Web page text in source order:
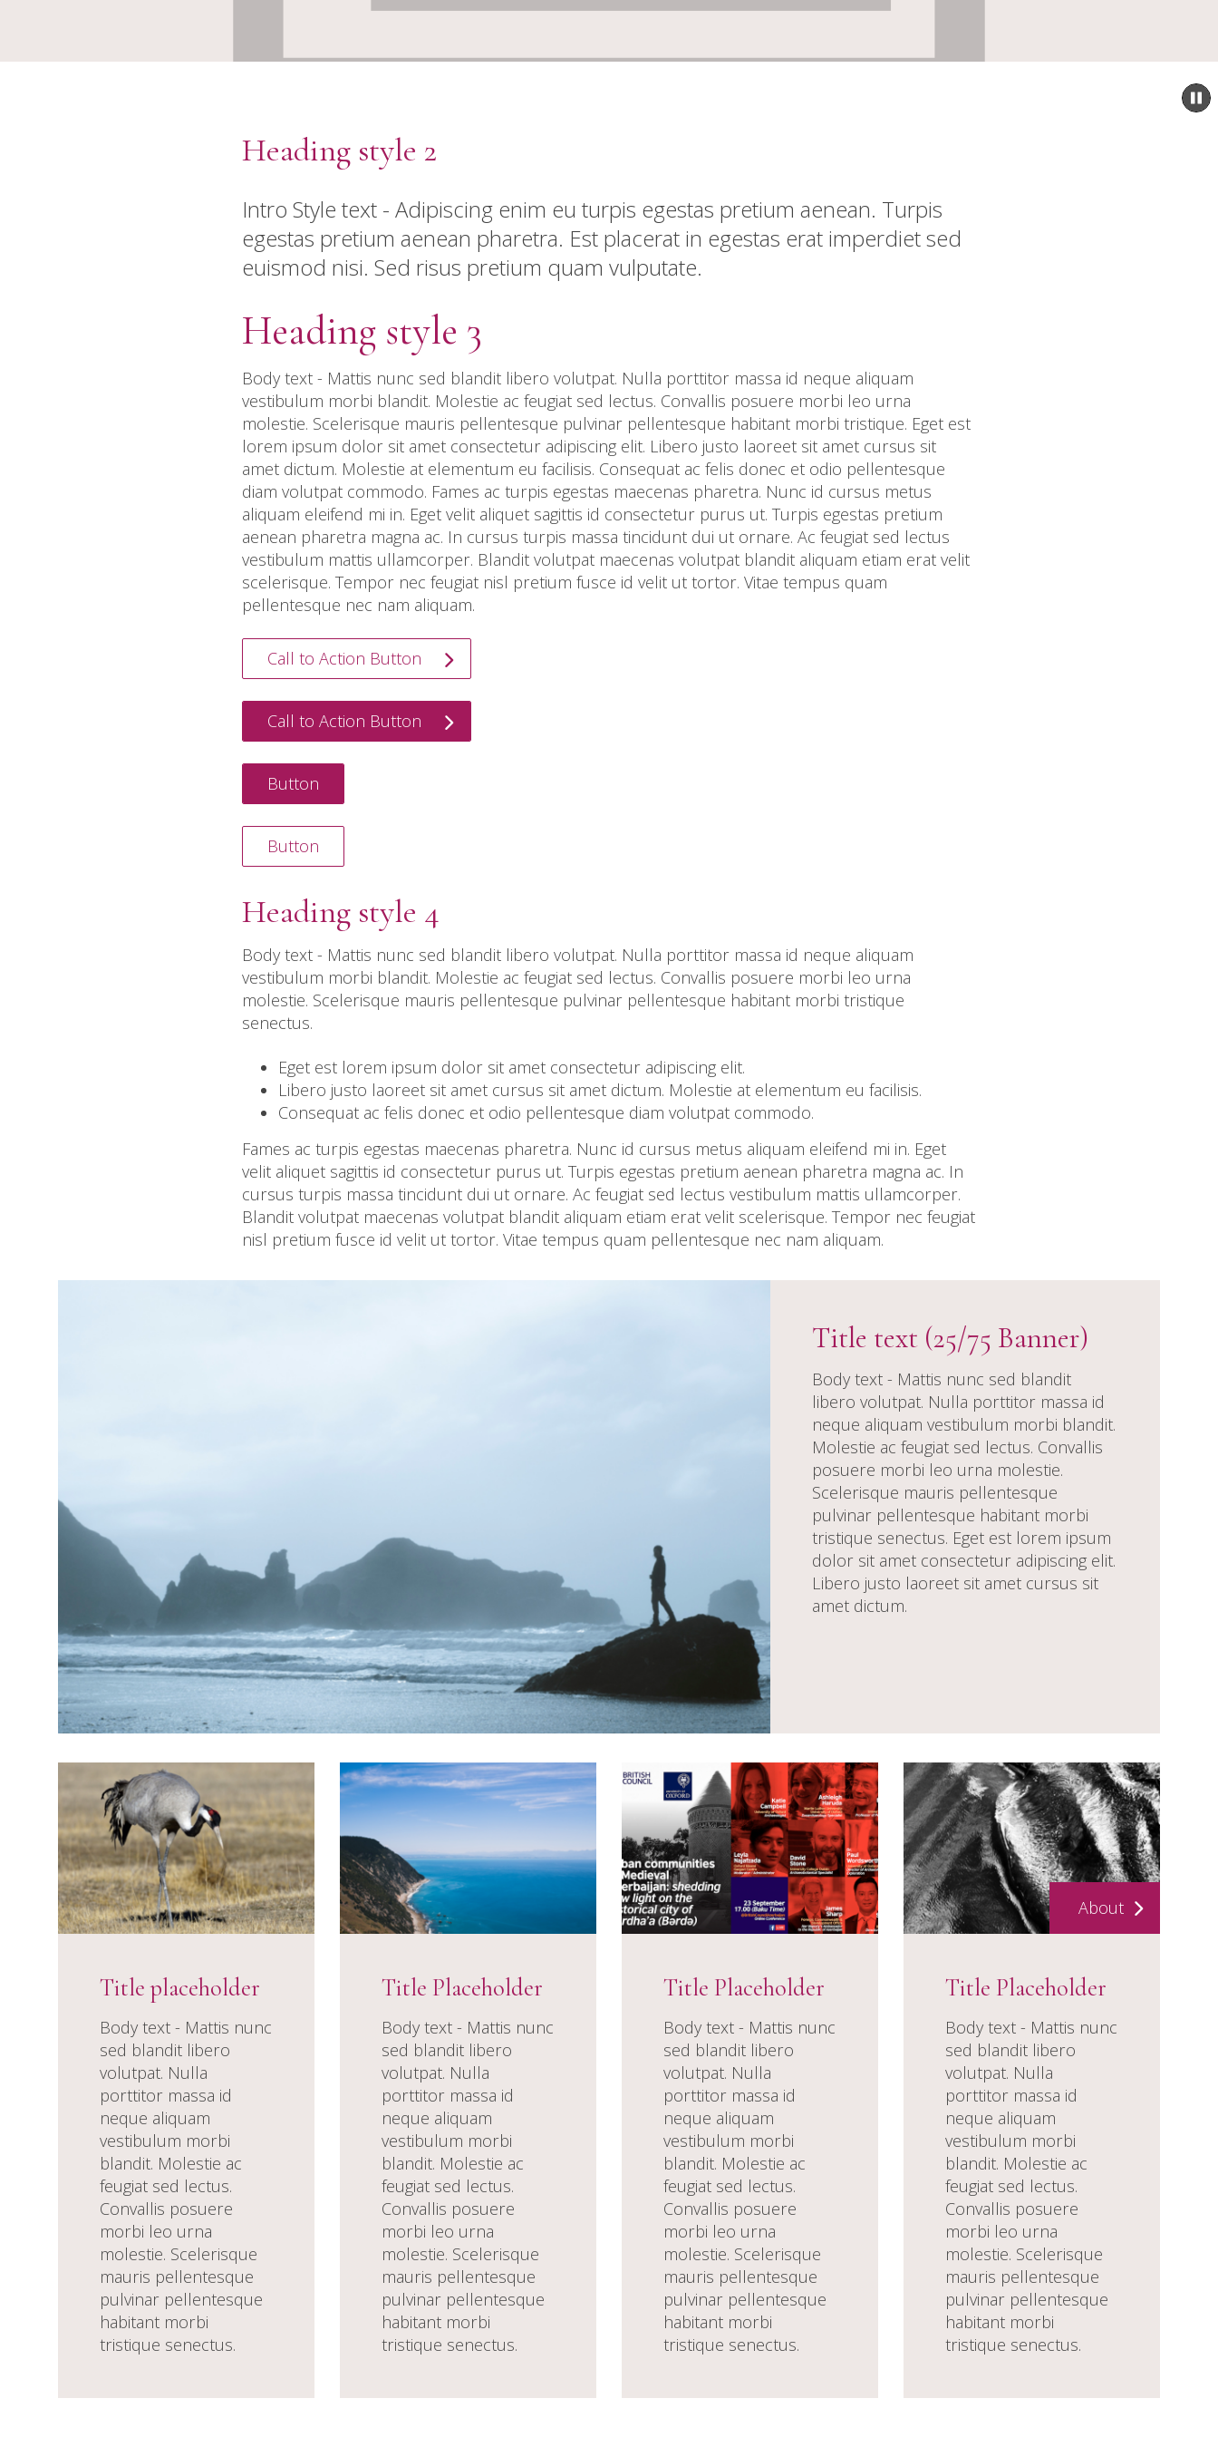
Heading style 2
Intro Style text - Adipiscing enim eu turpis egestas pretium aenean. Turpis
egestas pretium aenean pharetra. Est placerat in egestas erat imperdiet sed
euismod nisi. Sed risus pretium quam vulputate.
Heading style 3
Body text - Mattis nunc sed blandit libero volutpat. Nulla porttitor massa id neque aliquam
vestibulum morbi blandit. Molestie ac feugiat sed lectus. Convallis posuere morbi leo urna
molestie. Scelerisque mauris pellentesque pulvinar pellentesque habitant morbi tristique. Eget est
lorem ipsum dolor sit amet consectetur adipiscing elit. Libero justo laoreet sit amet cursus sit
amet dictum. Molestie at elementum eu facilisis. Consequat ac felis donec et odio pellentesque
diam volutpat commodo. Fames ac turpis egestas maecenas pharetra. Nunc id cursus metus
aliquam eleifend mi in. Eget velit aliquet sagittis id consectetur purus ut. Turpis egestas pretium
aenean pharetra magna ac. In cursus turpis massa tincidunt dui ut ornare. Ac feugiat sed lectus
vestibulum mattis ullamcorper. Blandit volutpat maecenas volutpat blandit aliquam etiam erat velit
scelerisque. Tempor nec feugiat nisl pretium fusce id velit ut tortor. Vitae tempus quam
pellentesque nec nam aliquam.
Call to Action Button
Call to Action Button
Button
Button
Heading style 4
Body text - Mattis nunc sed blandit libero volutpat. Nulla porttitor massa id neque aliquam
vestibulum morbi blandit. Molestie ac feugiat sed lectus. Convallis posuere morbi leo urna
molestie. Scelerisque mauris pellentesque pulvinar pellentesque habitant morbi tristique
senectus.
Eget est lorem ipsum dolor sit amet consectetur adipiscing elit.
Libero justo laoreet sit amet cursus sit amet dictum. Molestie at elementum eu facilisis.
Consequat ac felis donec et odio pellentesque diam volutpat commodo.
Fames ac turpis egestas maecenas pharetra. Nunc id cursus metus aliquam eleifend mi in. Eget
velit aliquet sagittis id consectetur purus ut. Turpis egestas pretium aenean pharetra magna ac. In
cursus turpis massa tincidunt dui ut ornare. Ac feugiat sed lectus vestibulum mattis ullamcorper.
Blandit volutpat maecenas volutpat blandit aliquam etiam erat velit scelerisque. Tempor nec feugiat
nisl pretium fusce id velit ut tortor. Vitae tempus quam pellentesque nec nam aliquam.
Title text (25/75 Banner)
Body text - Mattis nunc sed blandit
libero volutpat. Nulla porttitor massa id
neque aliquam vestibulum morbi blandit.
Molestie ac feugiat sed lectus. Convallis
posuere morbi leo urna molestie.
Scelerisque mauris pellentesque
pulvinar pellentesque habitant morbi
tristique senectus. Eget est lorem ipsum
dolor sit amet consectetur adipiscing elit.
Libero justo laoreet sit amet cursus sit
amet dictum.
Title placeholder
Body text - Mattis nunc
sed blandit libero
volutpat. Nulla
porttitor massa id
neque aliquam
vestibulum morbi
blandit. Molestie ac
feugiat sed lectus.
Convallis posuere
morbi leo urna
molestie. Scelerisque
mauris pellentesque
pulvinar pellentesque
habitant morbi
tristique senectus.
Title Placeholder
Body text - Mattis nunc
sed blandit libero
volutpat. Nulla
porttitor massa id
neque aliquam
vestibulum morbi
blandit. Molestie ac
feugiat sed lectus.
Convallis posuere
morbi leo urna
molestie. Scelerisque
mauris pellentesque
pulvinar pellentesque
habitant morbi
tristique senectus.
Title Placeholder
Body text - Mattis nunc
sed blandit libero
volutpat. Nulla
porttitor massa id
neque aliquam
vestibulum morbi
blandit. Molestie ac
feugiat sed lectus.
Convallis posuere
morbi leo urna
molestie. Scelerisque
mauris pellentesque
pulvinar pellentesque
habitant morbi
tristique senectus.
About
Title Placeholder
Body text - Mattis nunc
sed blandit libero
volutpat. Nulla
porttitor massa id
neque aliquam
vestibulum morbi
blandit. Molestie ac
feugiat sed lectus.
Convallis posuere
morbi leo urna
molestie. Scelerisque
mauris pellentesque
pulvinar pellentesque
habitant morbi
tristique senectus.